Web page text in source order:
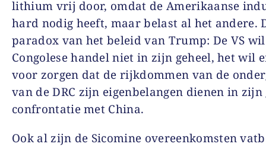
lithium vrij door, omdat de Amerikaanse
hard nodig heeft, maar belast al het andere.
paradox van het beleid van Trump: De VS
Congolese handel niet in zijn geheel, het wil
voor zorgen dat de rijkdommen van de
van de DRC zijn eigenbelangen dienen in
confrontatie met China.
Ook al zijn de Sicomine overeenkomsten